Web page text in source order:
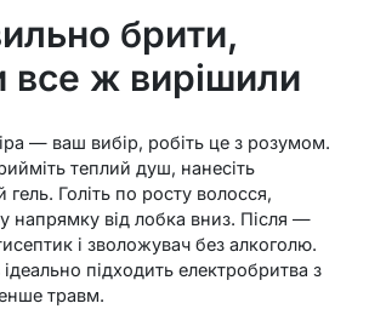
брити,
все ж вирішили
— ваш вибір, робіть це з розумом.
теплий душ, нанесіть
Голіть по росту волосся,
напрямку від лобка вниз. Після —
і зволожувач без алкоголю.
ідеально підходить електробритва з
травм.